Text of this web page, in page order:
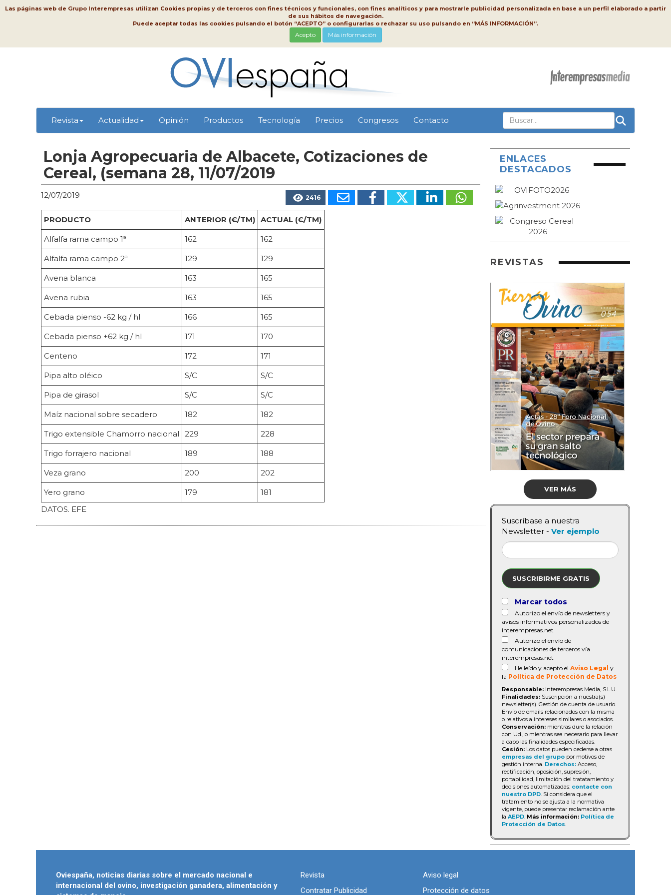
Las páginas web de Grupo Interempresas utilizan Cookies propias y de terceros con fines técnicos y funcionales, con fines analíticos y para mostrarle publicidad personalizada en base a un perfil elaborado a partir
de sus hábitos de navegación.
Puede aceptar todas las cookies pulsando el botón “ACEPTO” o configurarlas o rechazar su uso pulsando en “MÁS INFORMACIÓN”.
Acepto Más información
Revista Actualidad Opinión Productos Tecnología Precios Congresos Contacto
Lonja Agropecuaria de Albacete, Cotizaciones de
Cereal, (semana 28, 11/07/2019
12/07/2019 2416
PRODUCTO ANTERIOR (€/TM) ACTUAL (€/TM)
Alfalfa rama campo 1ª 162 162
Alfalfa rama campo 2ª 129 129
Avena blanca 163 165
Avena rubia 163 165
Cebada pienso -62 kg / hl 166 165
Cebada pienso +62 kg / hl 171 170
Centeno 172 171
Pipa alto oléico S/C S/C
Pipa de girasol S/C S/C
Maíz nacional sobre secadero 182 182
Trigo extensible Chamorro nacional 229 228
Trigo forrajero nacional 189 188
Veza grano 200 202
Yero grano 179
181
DATOS. EFE
ENLACES
DESTACADOS
REVISTAS
VER MÁS
Suscríbase a nuestra
Newsletter - Ver ejemplo
SUSCRIBIRME GRATIS
Marcar todos
Autorizo el envío de newsletters y
avisos informativos personalizados de
interempresas.net
Autorizo el envío de
comunicaciones de terceros vía
interempresas.net
He leído y acepto el Aviso Legal y
la Política de Protección de Datos
Responsable: Interempresas Media, S.L.U.
Finalidades: Suscripción a nuestra(s)
newsletter(s). Gestión de cuenta de usuario.
Envío de emails relacionados con la misma
o relativos a intereses similares o asociados.
Conservación: mientras dure la relación
con Ud., o mientras sea necesario para llevar
a cabo las finalidades especificadas.
Cesión: Los datos pueden cederse a otras
empresas del grupo por motivos de
gestión interna. Derechos: Acceso,
rectificación, oposición, supresión,
portabilidad, limitación del tratatamiento y
decisiones automatizadas: contacte con
nuestro DPD. Si considera que el
tratamiento no se ajusta a la normativa
vigente, puede presentar reclamación ante
la AEPD. Más información: Política de
Protección de Datos.
Oviespaña, noticias diarias sobre el mercado nacional e
internacional del ovino, investigación ganadera, alimentación y
Revista
Contratar Publicidad
Aviso legal
Protección de datos